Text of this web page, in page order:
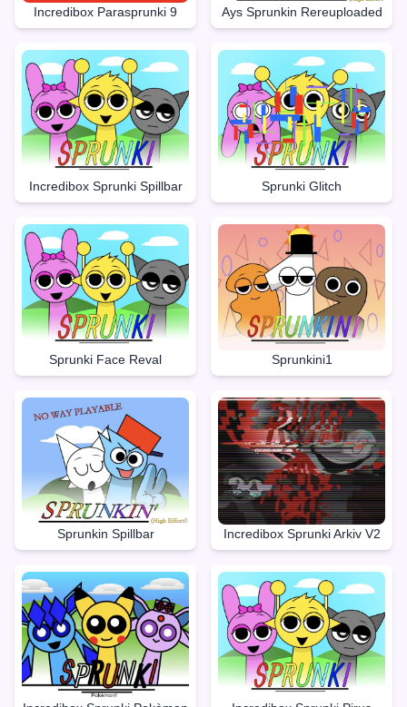
Incredibox Parasprunki 9 Ays Sprunkin Rereuploaded
Incredibox Sprunki Spillbar Sprunki Glitch
Sprunki Face Reval Sprunkini1
Sprunkin Spillbar Incredibox Sprunki Arkiv V2